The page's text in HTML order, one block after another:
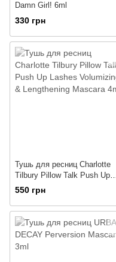
Damn Girl! 6ml
330 грн
Тушь для ресниц Charlotte
Tilbury Pillow Talk Push Up
Lashes Volumizing &
Lengthening Mascara 4ml
550 грн